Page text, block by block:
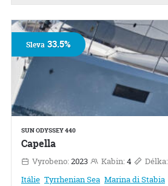
SUN ODYSSEY 440
Capella
Vyrobeno: 2023 Kabin: 4 Délka:
Itálie Tyrrhenian Sea Marina di Stabia
Sleva33.5%